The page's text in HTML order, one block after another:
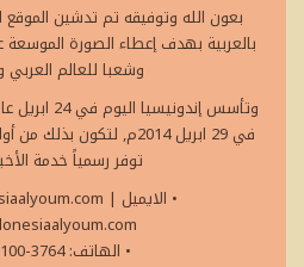
بعون الله وتوفيقه تم تدشين الموقع
بالعربية بهدف إعطاء الصورة الموسعة
وشعبا للعالم العربي
في 29 ابريل 2014م, لتكون
توفر رسمياً خدمة
• الايميل |
• الهاتف: 3764-1100-6281+